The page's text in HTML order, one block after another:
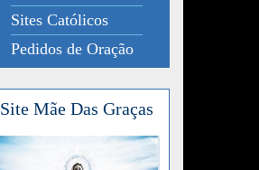
Sites Católicos
Pedidos de Oração
Site Mãe Das Graças